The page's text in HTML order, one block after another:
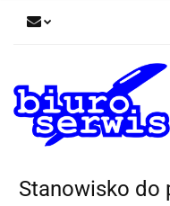
Stanowisko do